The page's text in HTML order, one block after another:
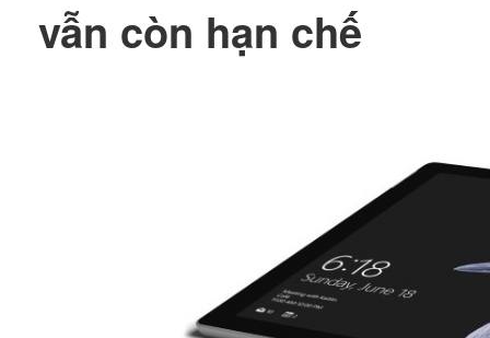
vẫn còn hạn chế